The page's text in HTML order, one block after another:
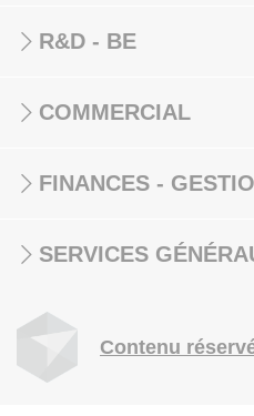
R&D - BE
COMMERCIAL
FINANCES -
SERVICES
Contenu